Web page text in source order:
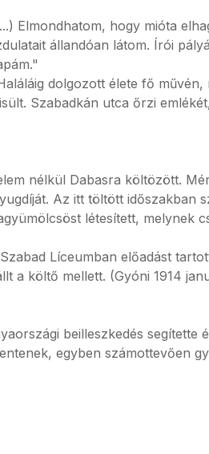
Elmondhatom, hogy mióta
állandóan látom. Írói
dolgozott élete fő
Szabadkán utca őrzi
nélkül Dabasra költözött.
Az itt töltött időszakban
létesített, melynek
Líceumban előadást
a költő mellett. (Gyóni 1914
beilleszkedés segítette
egyben számottevően